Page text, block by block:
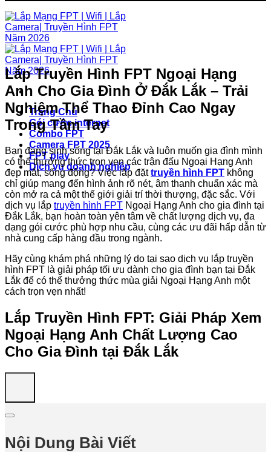
Trang Chủ
Gói cước internet
Combo FPT
Camera FPT 2025
FPT play
Dịch vụ doanh nghiệp
Lắp Truyền Hình FPT Ngoại Hạng
Anh Cho Gia Đình Ở Đắk Lắk – Trải
Nghiệm Thể Thao Đỉnh Cao Ngay
Trong Tầm Tay
Bạn đang sinh sống tại Đắk Lắk và luôn muốn gia đình mình
có thể thưởng thức trọn vẹn các trận đấu Ngoại Hạng Anh
đẹp mắt, sống động? Việc lắp đặttruyền hình FPT không
chỉ giúp mang đến hình ảnh rõ nét, âm thanh chuẩn xác mà
còn mở ra cả một thế giới giải trí thời thượng, đặc sắc. Với
dịch vụ lắp truyền hình FPT Ngoại Hạng Anh cho gia đình tại
Đắk Lắk, bạn hoàn toàn yên tâm về chất lượng dịch vụ, đa
dạng gói cước phù hợp nhu cầu, cùng các ưu đãi hấp dẫn từ
nhà cung cấp hàng đầu trong ngành.
Hãy cùng khám phá những lý do tại sao dịch vụ lắp truyền
hình FPT là giải pháp tối ưu dành cho gia đình bạn tại Đắk
Lắk để có thể thưởng thức mùa giải Ngoại Hạng Anh một
cách trọn vẹn nhất!
Lắp Truyền Hình FPT: Giải Pháp Xem
Ngoại Hạng Anh Chất Lượng Cao
Cho Gia Đình tại Đắk Lắk
Nội Dung Bài Viết